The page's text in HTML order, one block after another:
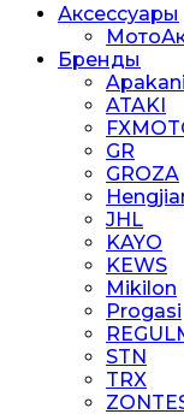
Аксессуары
Бренды
Apakani
ATAKI
GR
GROZA
JHL
KAYO
KEWS
Mikilon
Progasi
STN
TRX